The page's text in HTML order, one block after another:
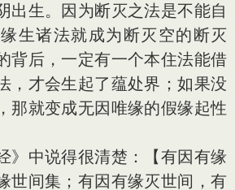
出生。因为断灭之法是不能自
生诸法就成为断灭空的断灭
背后，一定有一个本住法能借
，才会生起了蕴处界；如果没
那就变成无因唯缘的假缘起性
中说得很清楚：【有因有缘
世间集；有因有缘灭世间，有